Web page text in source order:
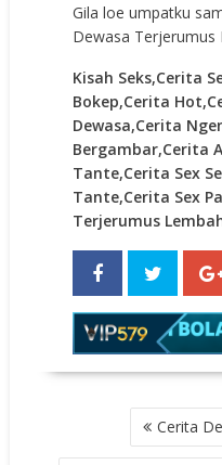
Gila loe umpatku
Dewasa Terjerumus
Kisah Seks,Cerita
Bokep,Cerita
Dewasa,Cerita
Bergambar,Cerita
Tante,Cerita Sex
Tante,Cerita Sex
Terjerumus
Cerita